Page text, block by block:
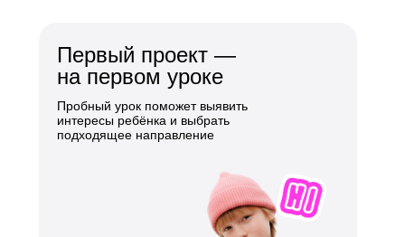
Первый проект —
на первом уроке
Пробный урок поможет выявить
интересы ребёнка и выбрать
подходящее направление